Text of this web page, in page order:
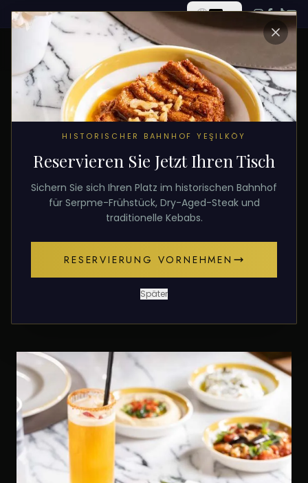
ALLE BEITRÄGE
KEBAB 28. Januar 2026
Beste Kebab-Restaurants in
Blatt-Kebab, Adana, handgehacktes Fleisch und
HISTORISCHER BAHNHOF YEŞILKÖY
Reservieren Sie Jetzt Ihren Tisch
Sichern Sie sich Ihren Platz im historischen Bahnhof
für Serpme-Frühstück, Dry-Aged-Steak und
traditionelle Kebabs.
RESERVIERUNG VORNEHMEN
Später